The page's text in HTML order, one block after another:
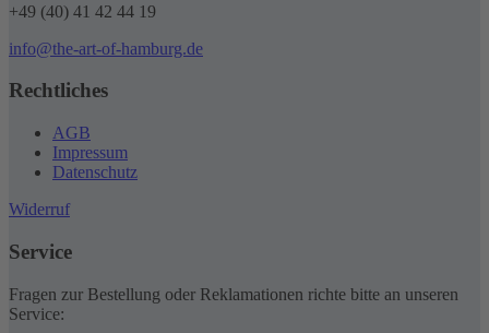
+49 (40) 41 42 44 19
info@the-art-of-hamburg.de
Rechtliches
AGB
Impressum
Datenschutz
Widerruf
Service
Fragen zur Bestellung oder Reklamationen richte bitte an unseren
Service: